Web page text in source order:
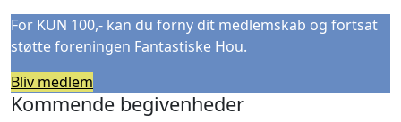
For KUN 100,- kan du forny dit medlemskab og fortsat
støtte foreningen Fantastiske Hou.
Bliv medlem
Kommende begivenheder